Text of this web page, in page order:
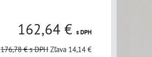
162,64 € s DPH
176,78 €s DPH Zľava 14,14 €